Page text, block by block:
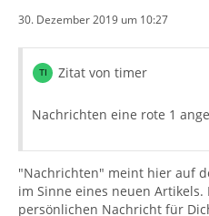
30. Dezember 2019 um 10:27
Zitat von timer
Nachrichten eine rote 1
"Nachrichten" meint hier auf
im Sinne eines neuen
persönlichen Nachricht für